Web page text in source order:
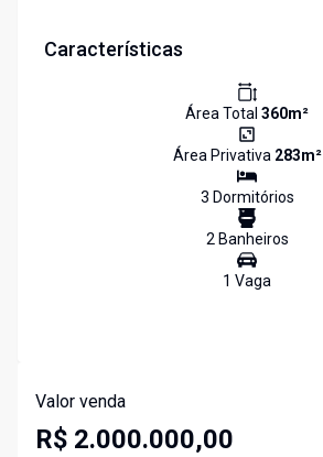
Características
Área Total 360m²
Área Privativa 283m²
3 Dormitórios
2Banheiros
1 Vaga
Valor venda
R$ 2.000.000,00